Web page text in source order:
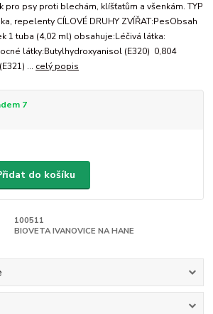
pro psy proti blechám, klíšťatům a všenkám. TYP
repelenty CÍLOVÉ DRUHY ZVÍŘAT:PesObsah
1 tuba (4,02 ml) obsahuje:Léčivá látka:
látky:Butylhydroxyanisol (E320) 0,804
... celý popis
7
do košíku
100511
BIOVETA IVANOVICE NA HANE